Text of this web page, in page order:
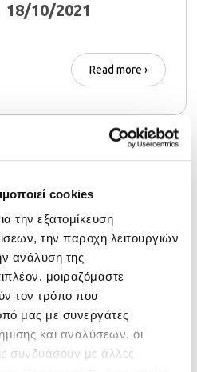
cookies
την εξατομίκευση
την παροχή λειτουργιών
ανάλυση της
μοιραζόμαστε
τον τρόπο που
μας με συνεργάτες
και αναλύσεων, οι
συνδυάσουν με άλλες
18/10/2021
Read more ›
roadmap for schools
to support the
language(s) of
schooling”
Ενημέρωση